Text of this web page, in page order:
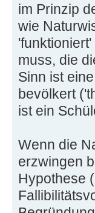
im Prinzip
wie
muss, die
Sinn ist
bevölkert
ist ein
Wenn die
erzwingen
Hypothese